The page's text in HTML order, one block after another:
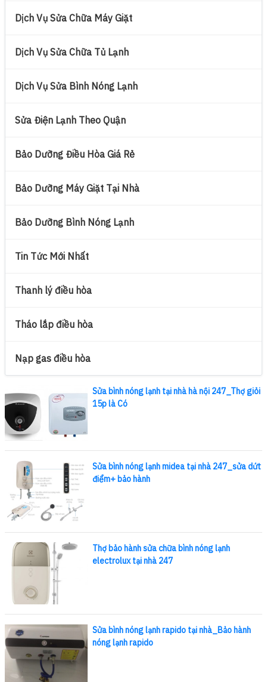
Dịch Vụ Sửa Chữa Máy Giặt
Dịch Vụ Sửa Chữa Tủ Lạnh
Dịch Vụ Sửa Bình Nóng Lạnh
Sửa Điện Lạnh Theo Quận
Bảo Dưỡng Điều Hòa Giá Rẻ
Bảo Dưỡng Máy Giặt Tại Nhà
Bảo Dưỡng Bình Nóng Lạnh
Tin Tức Mới Nhất
Thanh lý điều hòa
Tháo lắp điều hòa
Nạp gas điều hòa
Sửa bình nóng lạnh tại nhà hà nội 247_Thợ giỏi
15p là Có
Sửa bình nóng lạnh midea tại nhà 247_sửa dứt
điểm+ bảo hành
Thợ bảo hành sửa chữa bình nóng lạnh
electrolux tại nhà 247
Sửa bình nóng lạnh rapido tại nhà_Bảo hành
nóng lạnh rapido